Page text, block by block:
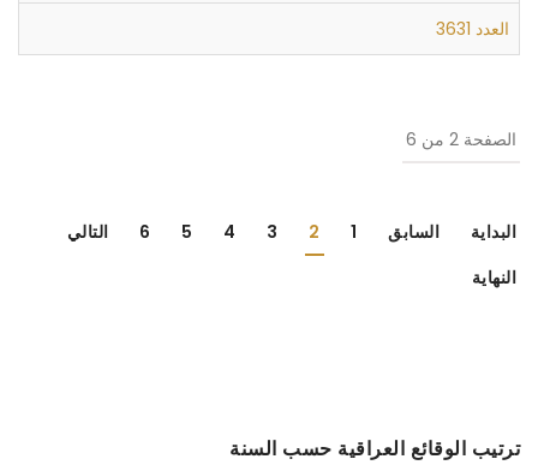
العدد 3631
الصفحة 2 من 6
البداية السابق 1
2
3
4
5
6
التالي
النهاية
ترتيب الوقائع العراقية حسب السنة